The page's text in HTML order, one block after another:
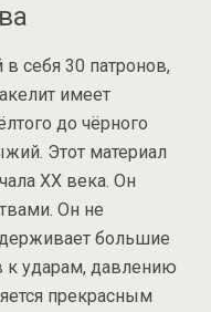
себя 30 патронов,
имеет
до чёрного
Этот материал
XX века. Он
Он не
большие
к ударам, давлению
прекрасным